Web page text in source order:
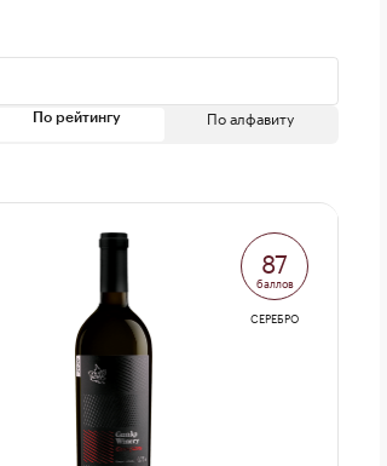
По рейтингу По алфавиту
87
баллов
СЕРЕБРО